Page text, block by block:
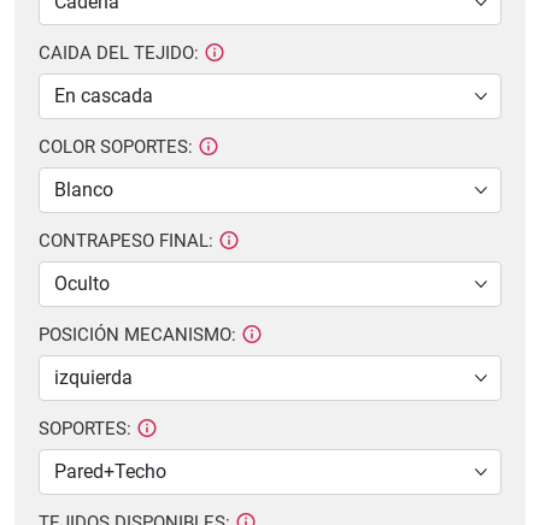
CAIDA DEL TEJIDO:
COLOR SOPORTES:
CONTRAPESO FINAL:
POSICIÓN MECANISMO:
SOPORTES: